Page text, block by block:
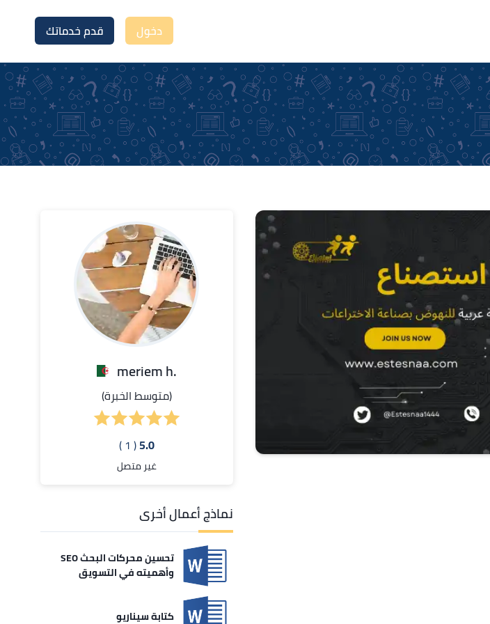
دخول قدم خدماتك
.meriem h
(متوسط الخبرة)
5.0
( 1 )
غير متصل
نماذج أعمال أخرى
تحسين محركات البحث SEO
وأهميته في التسويق
كتابة سيناريو